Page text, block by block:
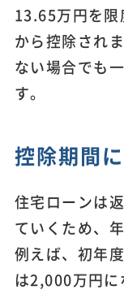
13.65万円を限
から控除され
ない場合でも
す。
控除期間
住宅ローンは
ていくため、
例えば、初年
は2,000万円